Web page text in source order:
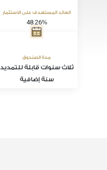
العائد المستهدف على الاستثمار
48.26%
مدة الصندوق
ثلاث سنوات قابلة للتمديد
سنة إضافية